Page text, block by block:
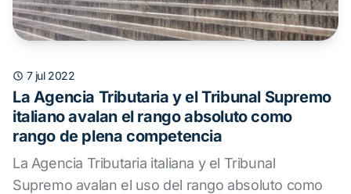
7 jul 2022
La Agencia Tributaria y el Tribunal Supremo
italiano avalan el rango absoluto como
rango de plena competencia
La Agencia Tributaria italiana y el Tribunal
Supremo avalan el uso del rango absoluto como